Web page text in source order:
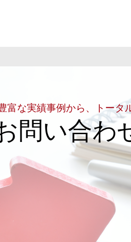
富な実績事例から、トータ
問い合わ